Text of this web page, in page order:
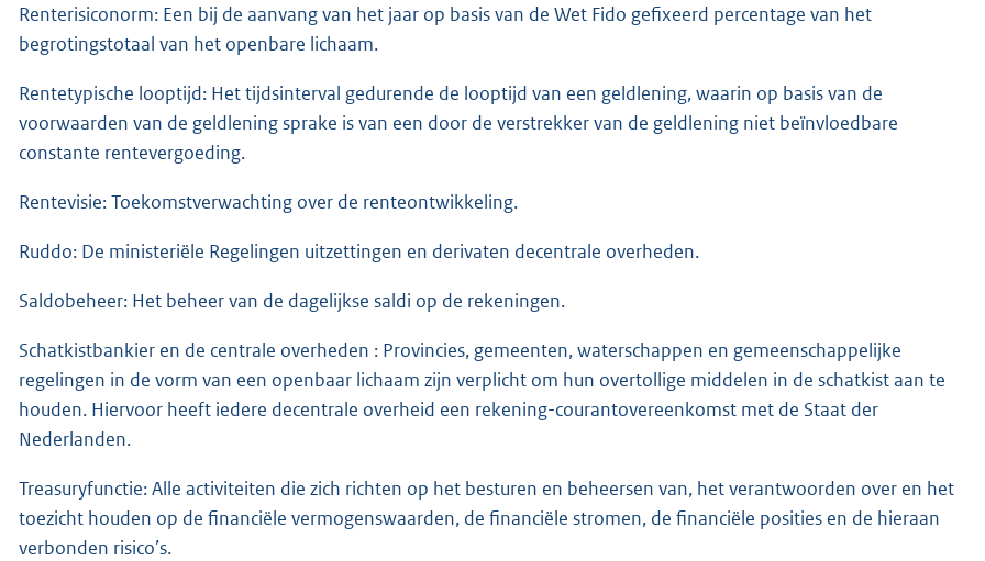
Renterisiconorm: Een bij de aanvang van het jaar op basis van de Wet Fido gefixeerd percentage van het
begrotingstotaal van het openbare lichaam.
Rentetypische looptijd: Het tijdsinterval gedurende de looptijd van een geldlening, waarin op basis van de
voorwaarden van de geldlening sprake is van een door de verstrekker van de geldlening niet beïnvloedbare
constante rentevergoeding.
Rentevisie: Toekomstverwachting over de renteontwikkeling.
Ruddo: De ministeriële Regelingen uitzettingen en derivaten decentrale overheden.
Saldobeheer: Het beheer van de dagelijkse saldi op de rekeningen.
Schatkistbankier en de centrale overheden : Provincies, gemeenten, waterschappen en gemeenschappelijke
regelingen in de vorm van een openbaar lichaam zijn verplicht om hun overtollige middelen in de schatkist aan te
houden. Hiervoor heeft iedere decentrale overheid een rekening-courantovereenkomst met de Staat der
Nederlanden.
Treasuryfunctie: Alle activiteiten die zich richten op het besturen en beheersen van, het verantwoorden over en het
toezicht houden op de financiële vermogenswaarden, de financiële stromen, de financiële posities en de hieraan
verbonden risico’s.